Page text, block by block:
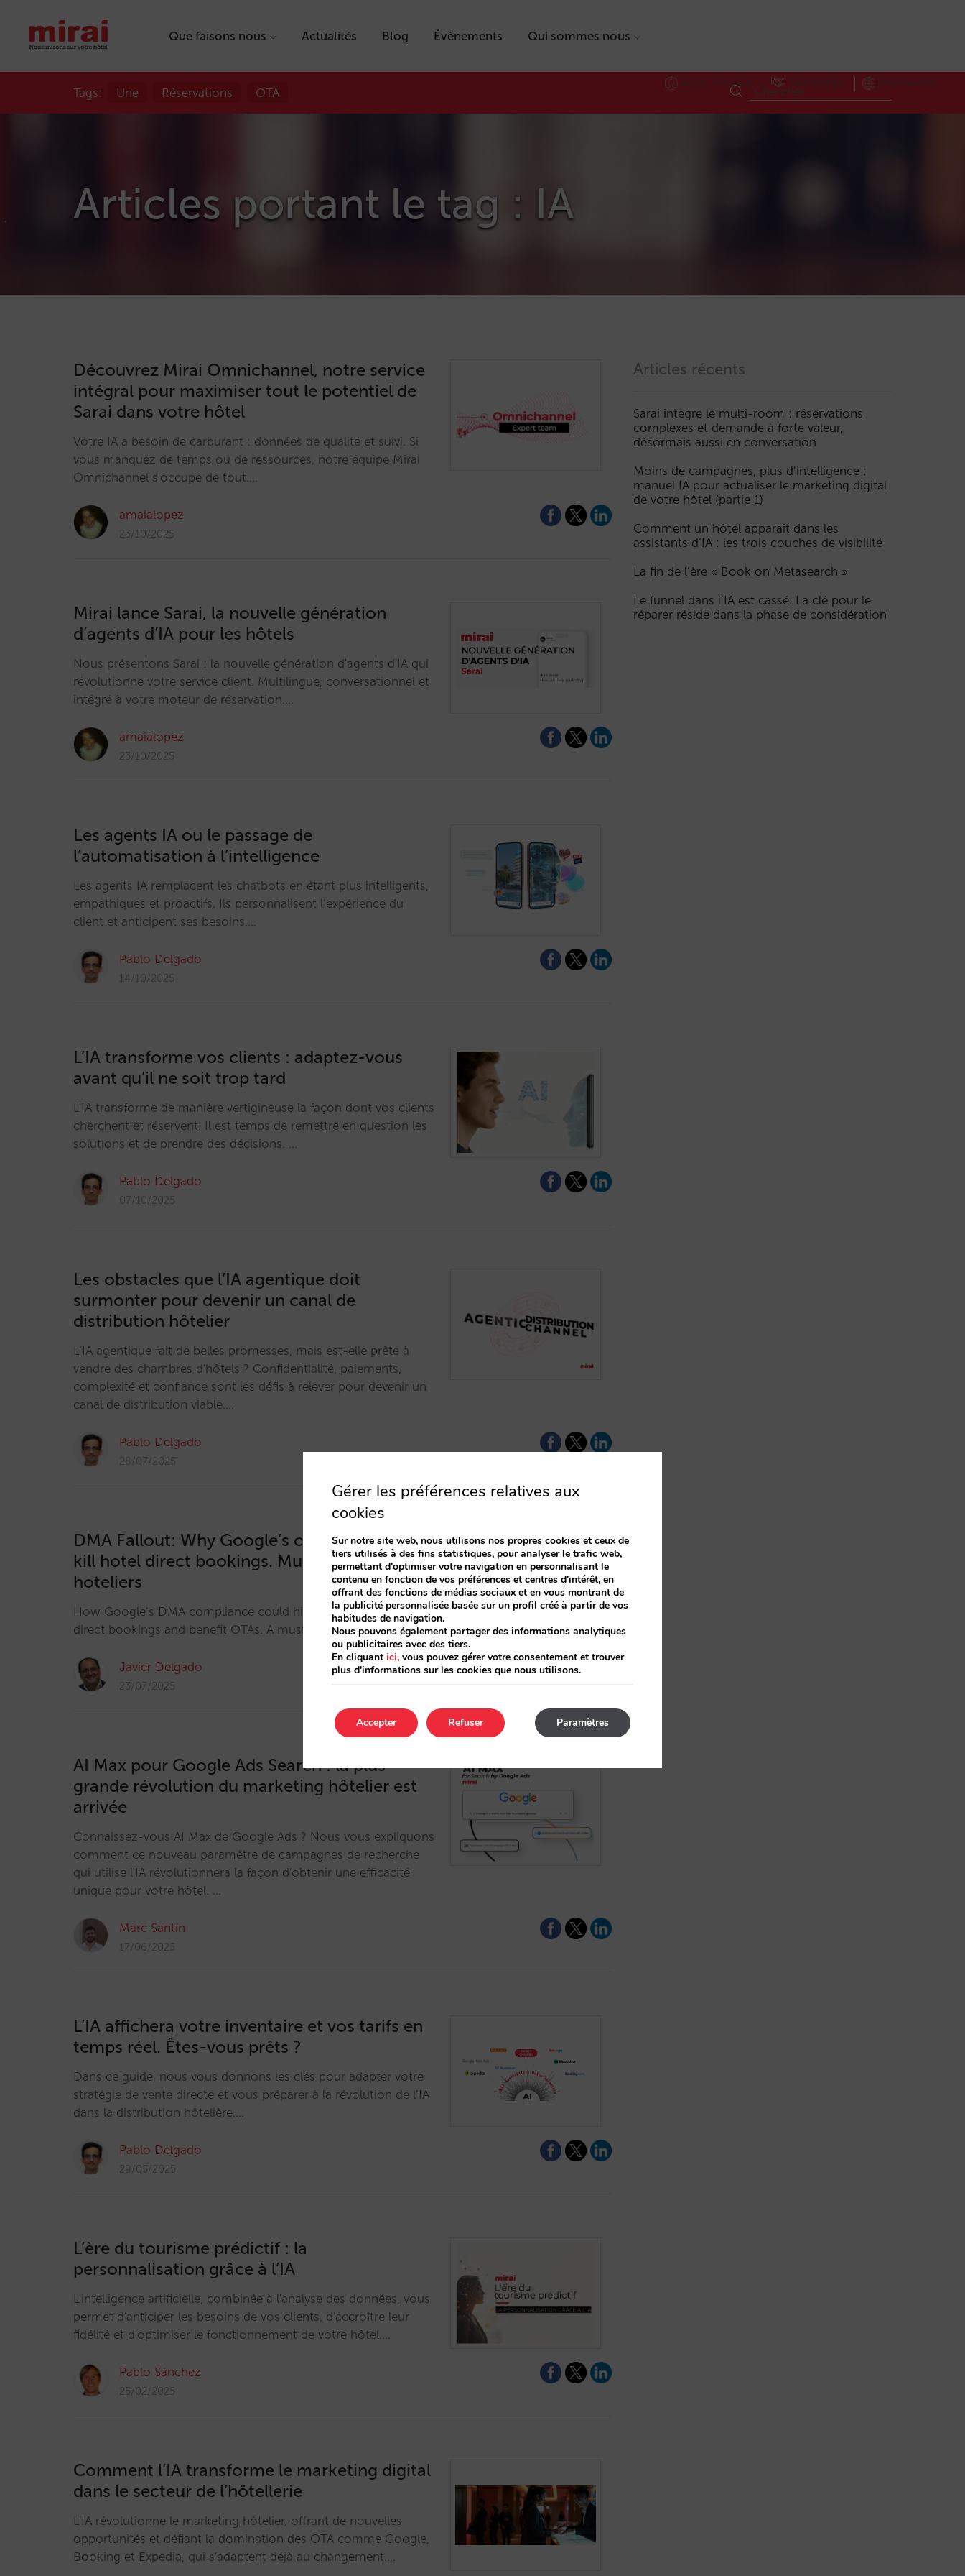
Que faisons nous Actualités Blog Évènements Qui sommes nous
Accès Hôteliers Partnerships International
Tags: Une Réservations OTA
Articles portant le tag : IA
Découvrez Mirai Omnichannel, notre service
intégral pour maximiser tout le potentiel de
Sarai dans votre hôtel
Votre IA a besoin de carburant : données de qualité et suivi. Si
vous manquez de temps ou de ressources, notre équipe Mirai
Omnichannel s'occupe de tout.…
amaialopez
23/10/2025
Mirai lance Sarai, la nouvelle génération
d’agents d’IA pour les hôtels
Nous présentons Sarai : la nouvelle génération d'agents d'IA qui
révolutionne votre service client. Multilingue, conversationnel et
intégré à votre moteur de réservation.…
amaialopez
23/10/2025
Les agents IA ou le passage de
l’automatisation à l’intelligence
Les agents IA remplacent les chatbots en étant plus intelligents,
empathiques et proactifs. Ils personnalisent l’expérience du
client et anticipent ses besoins.…
Pablo Delgado
14/10/2025
L’IA transforme vos clients : adaptez-vous
avant qu’il ne soit trop tard
L'IA transforme de manière vertigineuse la façon dont vos clients
cherchent et réservent. Il est temps de remettre en question les
solutions et de prendre des décisions. …
Pablo Delgado
07/10/2025
Les obstacles que l’IA agentique doit
surmonter pour devenir un canal de
distribution hôtelier
L’IA agentique fait de belles promesses, mais est-elle prête à
vendre des chambres d'hôtels ? Confidentialité, paiements,
complexité et confiance sont les défis à relever pour devenir un
canal de distribution viable.…
Pablo Delgado
28/07/2025
DMA Fallout: Why Google’s compliance could
kill hotel direct bookings. Must-know for
hoteliers
How Google’s DMA compliance could hide hotel websites, hurt
direct bookings and benefit OTAs. A must-watch for hoteliers.…
Javier Delgado
23/07/2025
AI Max pour Google Ads Search : la plus
grande révolution du marketing hôtelier est
arrivée
Connaissez-vous AI Max de Google Ads ? Nous vous expliquons
comment ce nouveau paramètre de campagnes de recherche
qui utilise l'IA révolutionnera la façon d'obtenir une efficacité
unique pour votre hôtel. …
Marc Santín
17/06/2025
L’IA affichera votre inventaire et vos tarifs en
temps réel. Êtes-vous prêts ?
Dans ce guide, nous vous donnons les clés pour adapter votre
stratégie de vente directe et vous préparer à la révolution de l’IA
dans la distribution hôtelière.…
Pablo Delgado
29/05/2025
L’ère du tourisme prédictif : la
personnalisation grâce à l’IA
L'intelligence artificielle, combinée à l'analyse des données, vous
permet d'anticiper les besoins de vos clients, d'accroître leur
fidélité et d'optimiser le fonctionnement de votre hôtel.…
Pablo Sánchez
25/02/2025
Comment l’IA transforme le marketing digital
dans le secteur de l’hôtellerie
L'IA révolutionne le marketing hôtelier, offrant de nouvelles
opportunités et défiant la domination des OTA comme Google,
Booking et Expedia, qui s'adaptent déjà au changement.…
Articles récents
Sarai intègre le multi-room : réservations
complexes et demande à forte valeur,
désormais aussi en conversation
Moins de campagnes, plus d’intelligence :
manuel IA pour actualiser le marketing digital
de votre hôtel (partie 1)
Comment un hôtel apparaît dans les
assistants d’IA : les trois couches de visibilité
La fin de l’ère « Book on Metasearch »
Le funnel dans l’IA est cassé. La clé pour le
réparer réside dans la phase de considération
Gérer les préférences relatives aux
cookies
Sur notre site web, nous utilisons nos propres cookies et ceux de
tiers utilisés à des fins statistiques, pour analyser le trafic web,
permettant d'optimiser votre navigation en personnalisant le
contenu en fonction de vos préférences et centres d'intérêt, en
offrant des fonctions de médias sociaux et en vous montrant de
la publicité personnalisée basée sur un profil créé à partir de vos
habitudes de navigation.
Nous pouvons également partager des informations analytiques
ou publicitaires avec des tiers.
En cliquant ici, vous pouvez gérer votre consentement et trouver
plus d'informations sur les cookies que nous utilisons.
Accepter Paramètres
Refuser